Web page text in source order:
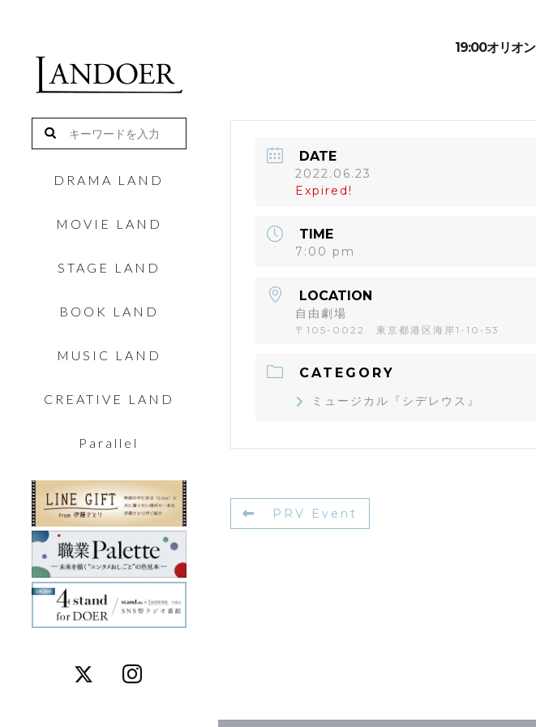
DRAMA LAND
MOVIE LAND
STAGE LAND
BOOK LAND
MUSIC LAND
CREATIVE LAND
Parallel
19:00オリオン
DATE
2022.06.23
Expired!
TIME
7:00 pm
LOCATION
自由劇場
〒105-0022 東京都港区海岸1-10-53
CATEGORY
ミュージカル『シデレウス』
PRV Event